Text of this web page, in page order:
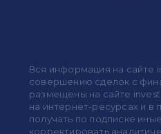
Вся информация на сайте
совершению сделок с
размещены на сайте
на интернет-ресурсах и в
получать по подписке
корректировать